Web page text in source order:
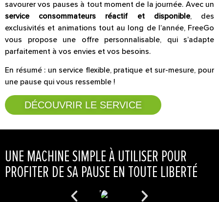
savourer vos pauses à tout moment de la journée. Avec un
service consommateurs réactif et disponible, des
exclusivités et animations tout au long de l’année, FreeGo
vous propose une offre personnalisable, qui s’adapte
parfaitement à vos envies et vos besoins.
En résumé : un service flexible, pratique et sur-mesure, pour
une pause qui vous ressemble !
DÉCOUVRIR LE SERVICE
UNE MACHINE SIMPLE À UTILISER POUR
PROFITER DE SA PAUSE EN TOUTE LIBERTÉ